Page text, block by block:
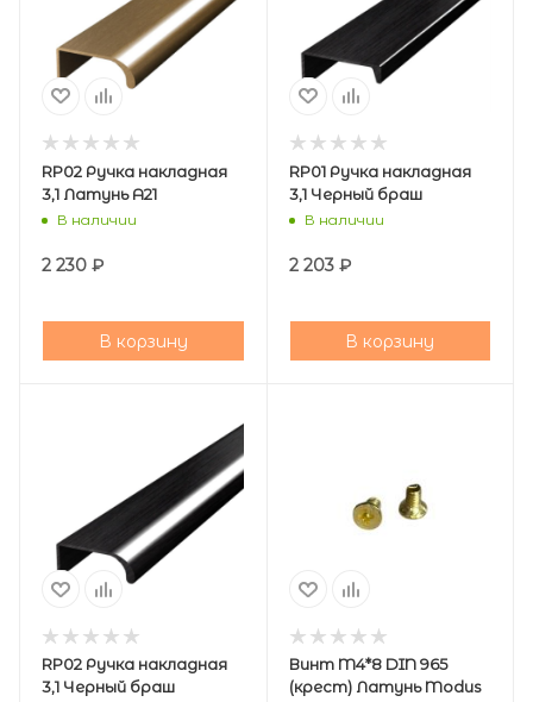
RP02 Ручка накладная
3,1 Латунь А21
В наличии
2 230 ₽
В корзину
RP01 Ручка накладная
3,1 Черный браш
В наличии
2 203₽
В корзину
RP02 Ручка накладная
3,1 Черный браш
Винт M4*8 DIN 965
(крест) Латунь Modus